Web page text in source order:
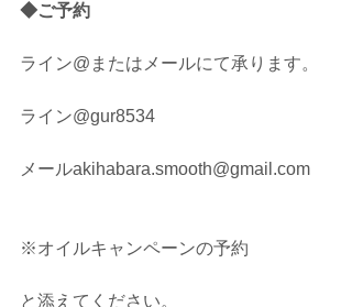
◆ご予約
ライン@またはメールにて承ります。
ライン@gur8534
メールakihabara.smooth@gmail.com
※オイルキャンペーンの予約
と添えてください。